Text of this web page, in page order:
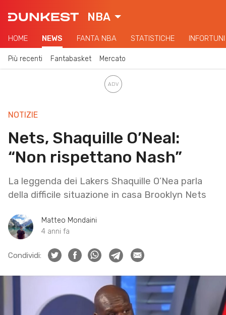
NBA
HOME NEWS FANTA NBA STATISTICHE INFORTUNI
Più recenti Fantabasket Mercato
NOTIZIE
Nets, Shaquille O’Neal:
“Non rispettano Nash”
La leggenda dei Lakers Shaquille O’Nea parla
della difficile situazione in casa Brooklyn Nets
Matteo Mondaini
4 anni fa
Condividi: